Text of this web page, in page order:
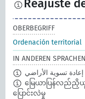
Reajuste
OBERBEGRIFF
Ordenación territorial
IN ANDEREN SPRACHEN
إعادة تسوية الأراضي
မြေယာပြန်လည်ညှိ
ပြောင်းလဲမှု